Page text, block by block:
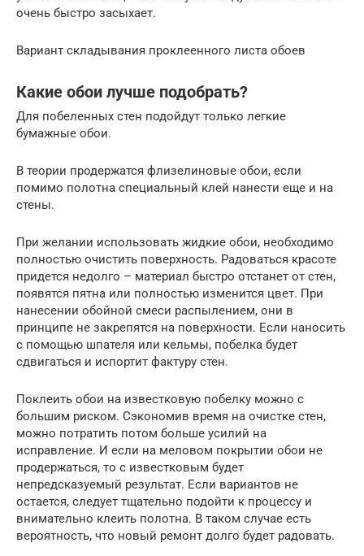
очень быстро засыхает.
Вариант складывания проклеенного листа обоев
Какие обои лучше подобрать?
Для побеленных стен подойдут только легкие
бумажные обои.
В теории продержатся флизелиновые обои, если
помимо полотна специальный клей нанести еще и на
стены.
При желании использовать жидкие обои, необходимо
полностью очистить поверхность. Радоваться красоте
придется недолго – материал быстро отстанет от стен,
появятся пятна или полностью изменится цвет. При
нанесении обойной смеси распылением, они в
принципе не закрепятся на поверхности. Если наносить
с помощью шпателя или кельмы, побелка будет
сдвигаться и испортит фактуру стен.
Поклеить обои на известковую побелку можно с
большим риском. Сэкономив время на очистке стен,
можно потратить потом больше усилий на
исправление. И если на меловом покрытии обои не
продержаться, то с известковым будет
непредсказуемый результат. Если вариантов не
остается, следует тщательно подойти к процессу и
внимательно клеить полотна. В таком случае есть
вероятность, что новый ремонт долго будет радовать.